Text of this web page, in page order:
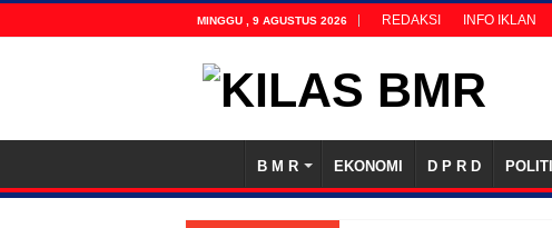
MINGGU , 9 AGUSTUS 2026 REDAKSI INFO IKLAN
B M R EKONOMI D P R D